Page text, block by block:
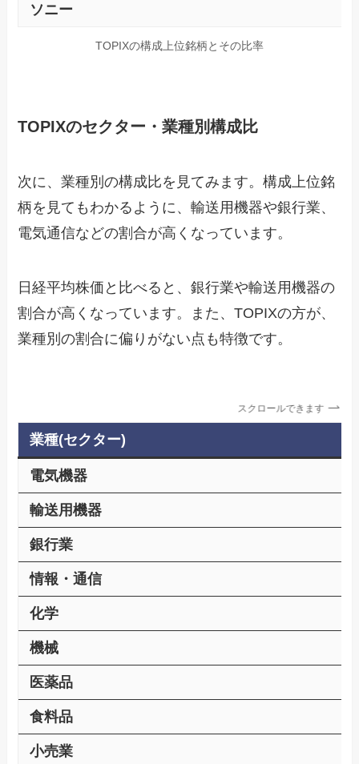
ソニー
TOPIXの構成上位銘柄とその比率
TOPIXのセクター・業種別構成比
次に、業種別の構成比を見てみます。構成上位銘
柄を見てもわかるように、輸送用機器や銀行業、
電気通信などの割合が高くなっています。
日経平均株価と比べると、銀行業や輸送用機器の
割合が高くなっています。また、TOPIXの方が、
業種別の割合に偏りがない点も特徴です。
スクロールできます
業種(セクター)
電気機器
輸送用機器
銀行業
情報・通信
化学
機械
医薬品
食料品
小売業